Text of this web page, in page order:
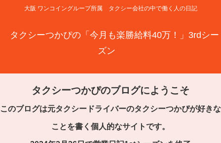
大阪 ワンコイングループ所属 タクシー会社の中で働く人の日記
タクシーつかぴの「今月も楽勝給料40万！」3rdシー
ズン
タクシーつかぴのブログにようこそ
このブログは元タクシードライバーのタクシーつかぴが好きな
ことを書く個人的なサイトです。